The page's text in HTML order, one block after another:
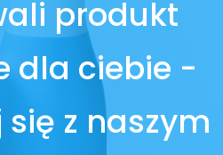
produkt
dla ciebie -
z naszym